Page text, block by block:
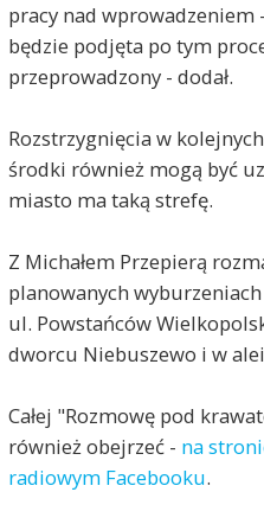
pracy nad wprowadzeniem
będzie podjęta po tym
przeprowadzony - dodał.
Rozstrzygnięcia w
środki również mogą być
miasto ma taką strefę.
Z Michałem Przepierą
planowanych
ul. Powstańców
dworcu Niebuszewo i w alei
Całej "Rozmowę pod
również obejrzeć - na
radiowym Facebooku.